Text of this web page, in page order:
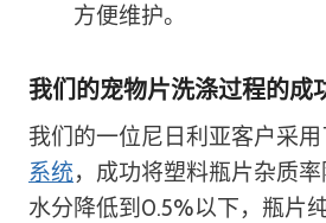
方便维护。
我们的宠物片洗涤过程的成
我们的一位尼日利亚客户采
系统，成功将塑料瓶片杂质率
水分降低到0.5%以下，瓶片